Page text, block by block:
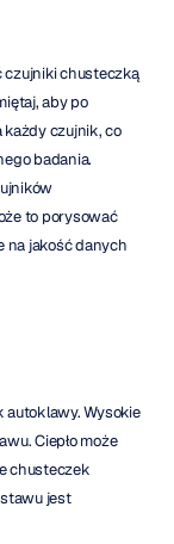
chusteczką
aby po
każdy czujnik, co
badania.
to porysować
na jakość danych
Wysokie
Ciepło może
chusteczek
jest